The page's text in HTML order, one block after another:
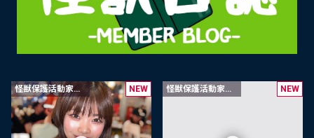
NEW
怪獣保護活動家限定 NEW
怪獣保護活動家限定